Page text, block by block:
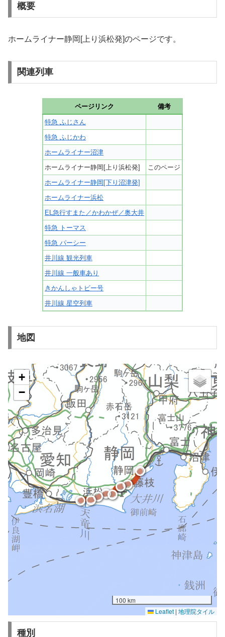
概要
ホームライナー静岡[上り浜松発]のページです。
関連列車
ページリンク 備考
特急 ふじさん
特急 ふじかわ
ホームライナー沼津
ホームライナー静岡[上り浜松発]
このページ
ホームライナー静岡[下り沼津発]
ホームライナー浜松
EL急行すまた／かわかぜ／奥大井
特急 トーマス
特急 パーシー
井川線 観光列車
井川線 一般車あり
きかんしゃトビー号
井川線 星空列車
地図
+
−
100 km
Leaflet | 地理院タイル
種別